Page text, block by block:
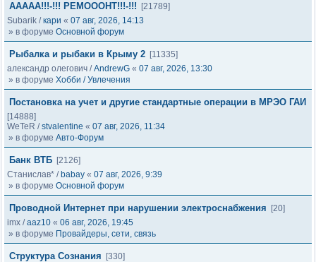
ААААА!!!-!!! РЕМОООНТ!!!-!!!
[21789]
Subarik /кари « 07 авг, 2026, 14:13
» в форуме Основной форум
Рыбалка и рыбаки в Крыму 2 [11335]
александр олегович /AndrewG « 07 авг, 2026, 13:30
» в форуме Хобби / Увлечения
Постановка на учет и другие стандартные операции в МРЭО ГАИ
[14888]
WeTeR /stvalentine « 07 авг, 2026, 11:34
» в форуме Авто-Форум
Банк ВТБ [2126]
Станислав* / babay « 07 авг, 2026, 9:39
» в форуме Основной форум
Проводной Интернет при нарушении электроснабжения
[20]
imx /aaz10 « 06 авг, 2026, 19:45
» в форуме Провайдеры, сети, связь
Структура Сознания
[330]